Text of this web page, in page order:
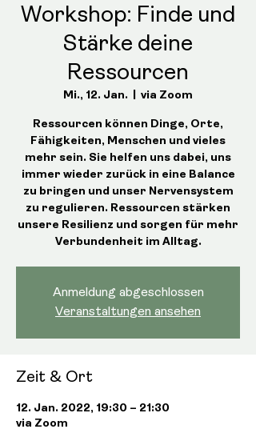
Workshop: Finde und
Stärke deine
Ressourcen
Mi., 12. Jan. via Zoom
Ressourcen können Dinge, Orte,
Fähigkeiten, Menschen und vieles
mehr sein. Sie helfen uns dabei, uns
immer wieder zurück in eine Balance
zu bringen und unser Nervensystem
zu regulieren. Ressourcen stärken
unsere Resilienz und sorgen für mehr
Verbundenheit im Alltag.
Anmeldung abgeschlossen
Veranstaltungen ansehen
Zeit & Ort
12. Jan. 2022, 19:30 – 21:30
via Zoom